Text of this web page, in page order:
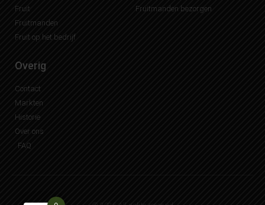
Fruit
Fruitmanden
Fruit op het bedrijf
Fruitmanden bezorgen
Overig
Contact
Markten
Historie
Over ons
FAQ